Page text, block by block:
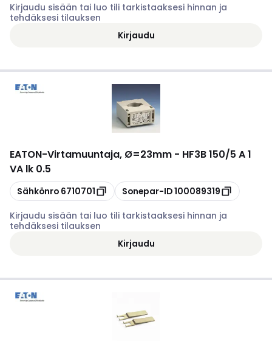
Kirjaudu sisään tai luo tili tarkistaaksesi hinnan ja
tehdäksesi tilauksen
Kirjaudu
EATON-Virtamuuntaja, Ø=23mm - HF3B 150/5 A 1
VA lk 0.5
Kopioi
Sähkönro 6710701 Kopioi
Sonepar-ID100089319
Kirjaudu sisään tai luo tili tarkistaaksesi hinnan ja
tehdäksesi tilauksen
Kirjaudu